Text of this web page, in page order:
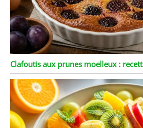
Clafoutis aux prunes moelleux :